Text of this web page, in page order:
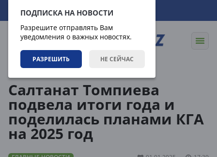
ПОДПИСКА НА НОВОСТИ
Разрешите отправлять Вам
уведомления о важных новостях.
РАЗРЕШИТЬ НЕ СЕЙЧАС
09.08.2026 17:09:20
Салтанат Томпиева
подвела итоги года и
поделилась планами КГА
на 2025 год